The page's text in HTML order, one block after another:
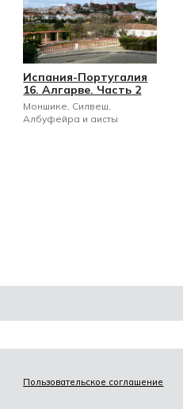
Испания-Португалия
16. Алгарве. Часть 2
Моншике, Силвеш,
Албуфейра и аисты
Пользовательское соглашение